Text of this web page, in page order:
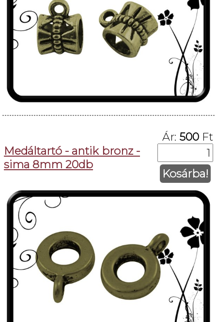
Medáltartó - antik bronz -
sima 8mm 20db
Ár: 500 Ft
Kosárba!